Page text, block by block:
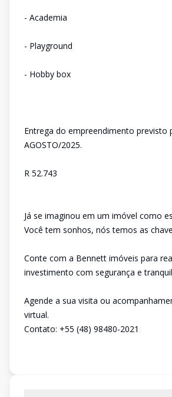
- Academia
- Playground
- Hobby box
Entrega do empreendimento previsto
AGOSTO/2025.
R 52.743
Já se imaginou em um imóvel como
Você tem sonhos, nós temos as
Conte com a Bennett imóveis para
investimento com segurança e
Agende a sua visita ou
virtual.
Contato: +55 (48) 98480-2021